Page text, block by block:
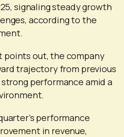
signaling steady growth
according to the
points out, the company
trajectory from previous
performance amid a
performance
in revenue,